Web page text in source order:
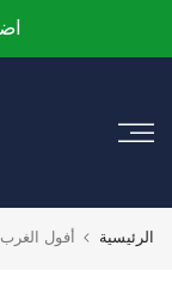
إلى
الرئيسية أفول الغرب